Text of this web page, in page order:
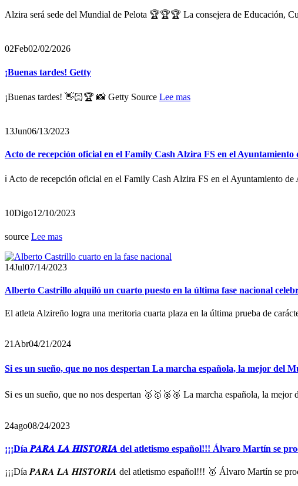
Alzira será sede del Mundial de Pelota 🏆🏆🏆 La consejera de Educación,
02Feb02/02/2026
¡Buenas tardes! Getty
¡Buenas tardes! 👋🏻🏆 📸 Getty Source Lee mas
13Jun06/13/2023
Acto de recepción oficial en el Family Cash Alzira FS en el
ℹ️ Acto de recepción oficial en el Family Cash Alzira FS en el Ayuntamiento
10Digo12/10/2023
source Lee mas
14Jul07/14/2023
Alberto Castrillo alquiló un cuarto puesto en la última fase nacional
El atleta Alzireño logra una meritoria cuarta plaza en la última prueba de
21 Abr04/21/2024
Si es un sueño, que no nos despertan La marcha española, la mejor del
Si es un sueño, que no nos despertan 🥇🥇🥈🥉 La marcha española, la mejor
24ago08/24/2023
¡¡¡Día 𝑷𝑨𝑹𝑨 𝑳𝑨 𝑯𝑰𝑺𝑻𝑶𝑹𝑰𝑨 del atletismo español!!! Álvaro Martín se
¡¡¡Día 𝑷𝑨𝑹𝑨 𝑳𝑨 𝑯𝑰𝑺𝑻𝑶𝑹𝑰𝑨 del atletismo español!!! 🥇 Álvaro Martín se